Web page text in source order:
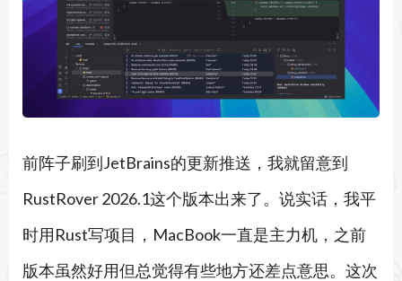
前阵子刷到JetBrains的更新推送，我就留意到
RustRover 2026.1这个版本出来了。说实话，我平
时用Rust写项目，MacBook一直是主力机，之前
版本虽然好用但总觉得有些地方还差点意思。这次